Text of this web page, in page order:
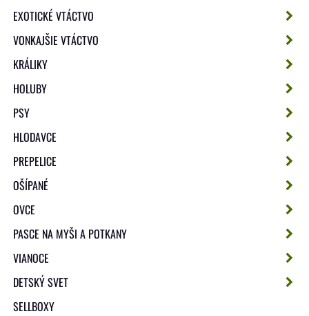
EXOTICKÉ VTÁCTVO
VONKAJŠIE VTÁCTVO
KRÁLIKY
HOLUBY
PSY
HLODAVCE
PREPELICE
OŠÍPANÉ
OVCE
PASCE NA MYŠI A POTKANY
VIANOCE
DETSKÝ SVET
SELLBOXY